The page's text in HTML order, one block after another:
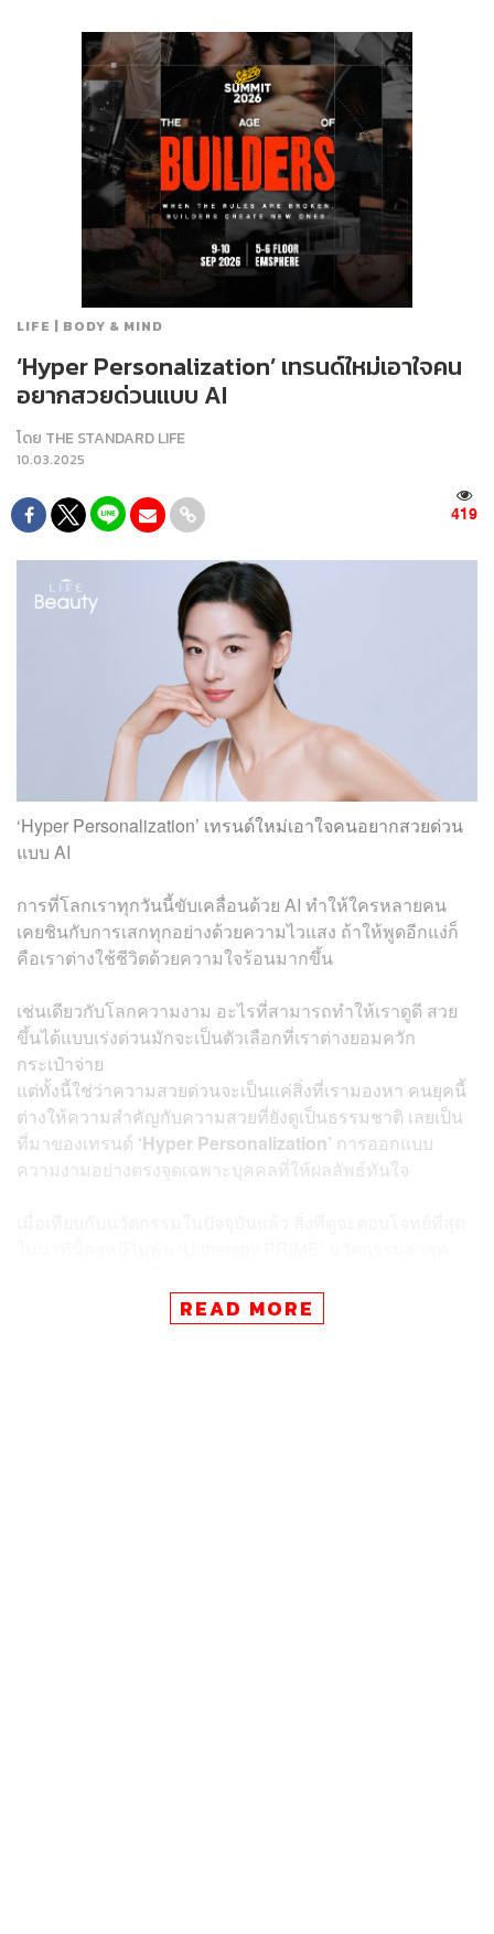
LIFE | BODY & MIND
‘Hyper Personalization’ เทรนด์ใหม่เอาใจคน
อยากสวยด่วนแบบ AI
โดย THE STANDARD LIFE
10.03.2025
419
‘Hyper Personalization’ เทรนด์ใหม่เอาใจคนอยากสวยด่วน
แบบ AI
การที่โลกเราทุกวันนี้ขับเคลื่อนด้วย AI ทำให้ใครหลายคน
เคยชินกับการเสกทุกอย่างด้วยความไวแสง ถ้าให้พูดอีกแง่ก็
คือเราต่างใช้ชีวิตด้วยความใจร้อนมากขึ้น
เช่นเดียวกับโลกความงาม อะไรที่สามารถทำให้เราดูดี สวย
ขึ้นได้แบบเร่งด่วนมักจะเป็นตัวเลือกที่เราต่างยอมควัก
กระเป๋าจ่าย
แต่ทั้งนี้ใช่ว่าความสวยด่วนจะเป็นแค่สิ่งที่เรามองหา คนยุคนี้
ต่างให้ความสำคัญกับความสวยที่ยังดูเป็นธรรมชาติ เลยเป็น
ที่มาของเทรนด์ ‘Hyper Personalization’ การออกแบบ
ความงามอย่างตรงจุดเฉพาะบุคคลที่ให้ผลลัพธ์ทันใจ
ด้วยการผสานเทคโนโลยีอัลตราซาวด์เฉพาะทาง (MFU-V)
เข้ากับระบบ Real-Time Visualization ที่คมชัดยิ่งขึ้น
READ MORE